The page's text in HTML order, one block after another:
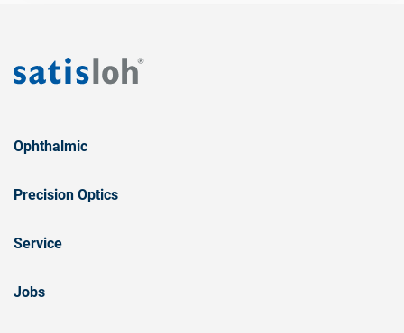
Ophthalmic
Precision Optics
Service
Jobs